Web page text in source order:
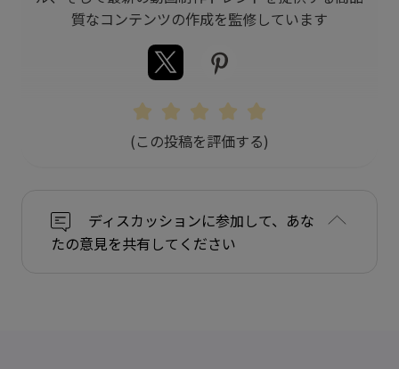
質なコンテンツの作成を監修しています
(この投稿を評価する)
ディスカッションに参加して、あな
たの意見を共有してください